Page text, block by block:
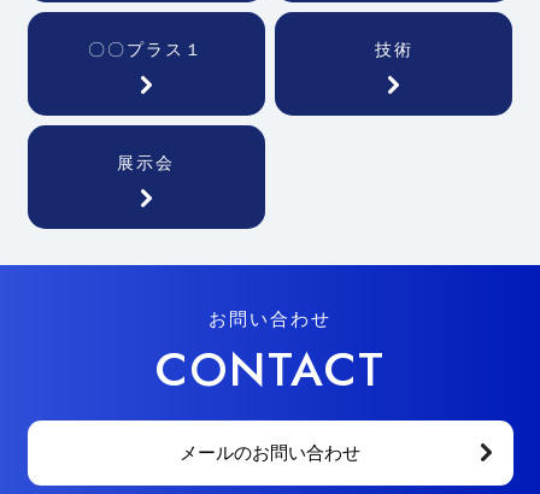
〇〇プラス１ 技術
展示会
お問い合わせ
CONTACT
メールのお問い合わせ